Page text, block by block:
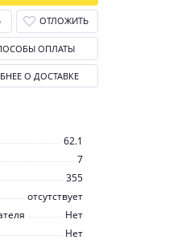
62.1
7
355
отсутствует
Нет
Нет
ОТЛОЖИТЬ
ОПЛАТЫ
О ДОСТАВКЕ